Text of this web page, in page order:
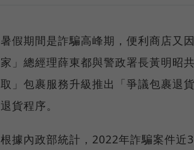
暑假期間是詐騙高峰期，便利商店又
家」總經理薛東都與警政署長黃明昭
取」包裹服務升級推出「爭議包裹退
退貨程序。
根據內政部統計，2022年詐騙案件近